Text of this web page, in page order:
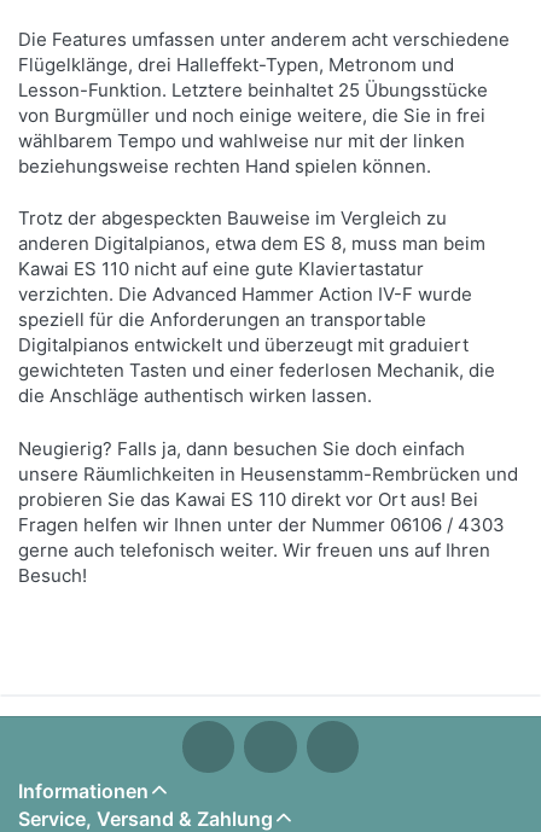
Die Features umfassen unter anderem acht verschiedene
Flügelklänge, drei Halleffekt-Typen, Metronom und
Lesson-Funktion. Letztere beinhaltet 25 Übungsstücke
von Burgmüller und noch einige weitere, die Sie in frei
wählbarem Tempo und wahlweise nur mit der linken
beziehungsweise rechten Hand spielen können.
Trotz der abgespeckten Bauweise im Vergleich zu
anderen Digitalpianos, etwa dem ES 8, muss man beim
Kawai ES 110 nicht auf eine gute Klaviertastatur
verzichten. Die Advanced Hammer Action IV-F wurde
speziell für die Anforderungen an transportable
Digitalpianos entwickelt und überzeugt mit graduiert
gewichteten Tasten und einer federlosen Mechanik, die
die Anschläge authentisch wirken lassen.
Neugierig? Falls ja, dann besuchen Sie doch einfach
unsere Räumlichkeiten in Heusenstamm-Rembrücken und
probieren Sie das Kawai ES 110 direkt vor Ort aus! Bei
Fragen helfen wir Ihnen unter der Nummer 06106 / 4303
gerne auch telefonisch weiter. Wir freuen uns auf Ihren
Besuch!
Informationen
Service, Versand & Zahlung